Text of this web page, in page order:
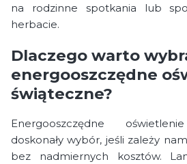
na rodzinne spotkania lub
herbacie.
Dlaczego warto
energooszczędne
świąteczne?
Energooszczędne
doskonały wybór, jeśli zależy
bez nadmiernych kosztów.